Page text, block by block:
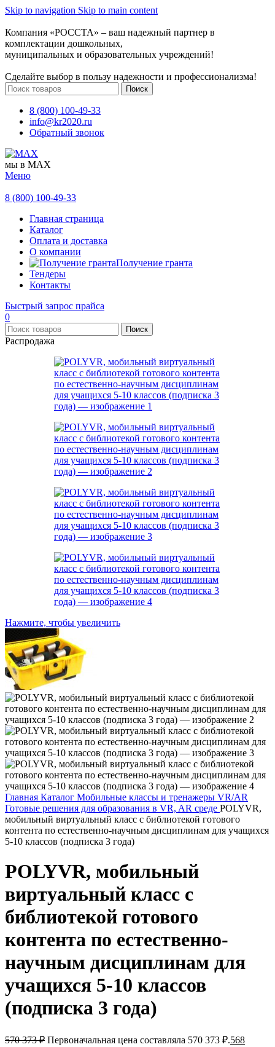
Skip to navigation Skip to main content
Компания «РОССТА» – ваш надежный партнер в
комплектации дошкольных,
муниципальных и образовательных учреждений!
Сделайте выбор в пользу надежности и профессионализма!
Поиск
8 (800) 100-49-33
info@kr2020.ru
Обратный звонок
мы в MAX
Меню
8 (800) 100-49-33
Главная страница
Каталог
Оплата и доставка
О компании
Получение гранта
Тендеры
Контакты
Быстрый запрос прайса
0
Поиск
Распродажа
Нажмите, чтобы увеличить
Главная Каталог Мобильные классы и тренажеры VR/AR
Готовые решения для образования в VR, AR среде POLYVR,
мобильный виртуальный класс с библиотекой готового
контента по естественно-научным дисциплинам для учащихся
5-10 классов (подписка 3 года)
POLYVR, мобильный
виртуальный класс с
библиотекой готового
контента по естественно-
научным дисциплинам для
учащихся 5-10 классов
(подписка 3 года)
570 373₽ Первоначальная цена составляла 570 373 ₽.568